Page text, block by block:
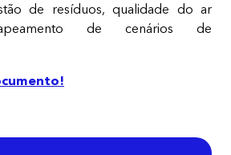
de resíduos, qualidade do ar
de cenários de